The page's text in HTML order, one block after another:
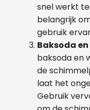
snel werkt
belangrijk
gebruik
Baksoda
baksoda en
de
laat het
Gebruik